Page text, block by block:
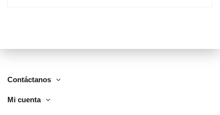
Contáctanos
Mi cuenta